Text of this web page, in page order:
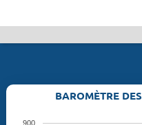
BAROMÈTRE